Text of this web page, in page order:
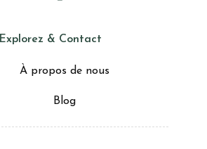
Explorez & Contact
À propos de nous
Blog